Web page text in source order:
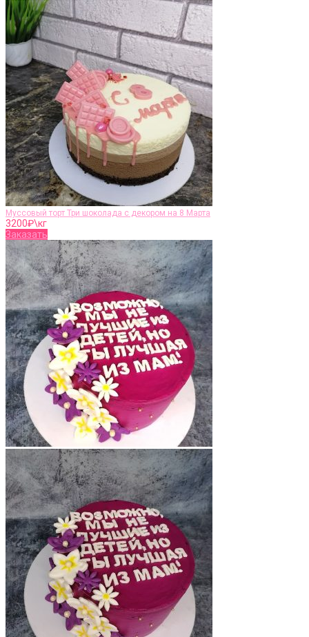
Муссовый торт Три шоколада с декором на 8 Марта
3200₽\кг
Заказать